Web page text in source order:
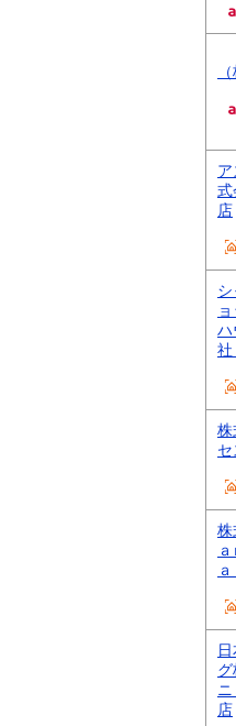
店
ハ
セ
株
ニ
店